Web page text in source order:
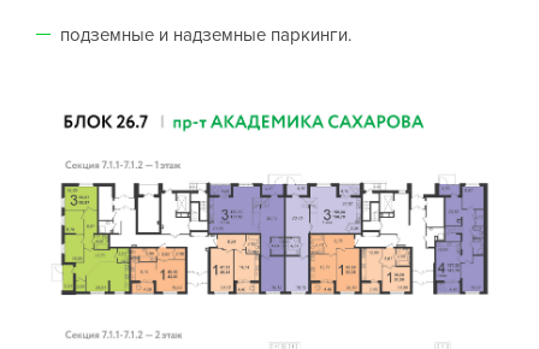
подземные и надземные паркинги.